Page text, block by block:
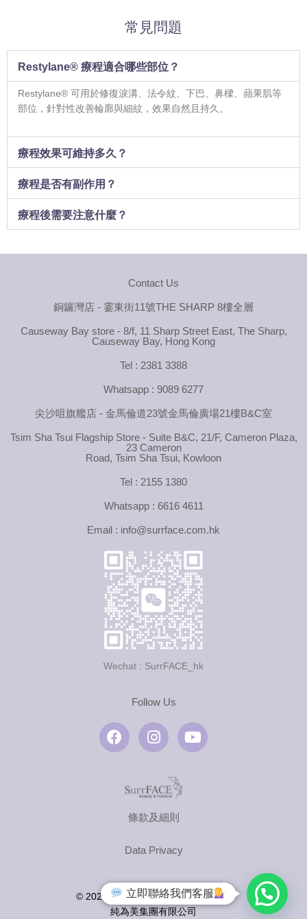
常見問題
Restylane® 療程適合哪些部位？
Restylane® 可用於修復淚溝、法令紋、下巴、鼻樑、蘋果肌等
部位，針對性改善輪廓與細紋，效果自然且持久。
療程效果可維持多久？
療程是否有副作用？
療程後需要注意什麼？
Contact Us
銅鑼灣店 - 霎東街11號THE SHARP 8樓全層
Causeway Bay store - 8/f, 11 Sharp Street East, The Sharp,
Causeway Bay, Hong Kong
Tel : 2381 3388
Whatsapp : 9089 6277
尖沙咀旗艦店 - 金馬倫道23號金馬倫廣場21樓B&C室
Tsim Sha Tsui Flagship Store - Suite B&C, 21/F, Cameron Plaza,
23 Cameron
Road, Tsim Sha Tsui, Kowloon
Tel : 2155 1380
Whatsapp : 6616 4611
Email : info@surrface.com.hk
Wechat : SurrFACE_hk
Follow Us
F
a
I
n
a
r
m
Y
o
條款及細則
Data Privacy
© 2026 by SurrFACE Group Limited
純為美集團有限公司
立即聯絡我們客服